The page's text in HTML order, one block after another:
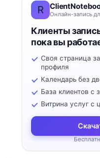
R Онлайн-запись
Клиенты
пока вы
Своя страница
профиля
Календарь без
База клиентов с
Витрина услуг с